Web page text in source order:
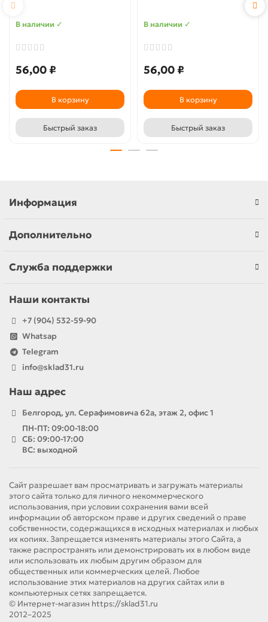
В наличии ✓
56,00 ₽
В корзину
Быстрый заказ
В наличии ✓
56,00 ₽
В корзину
Быстрый заказ
Информация
Дополнительно
Служба поддержки
Наши контакты
+7 (904) 532-59-90
Whatsap
Telegram
info@sklad31.ru
Наш адрес
Белгород, ул. Серафимовича 62а, этаж 2, офис 1
ПН-ПТ: 09:00-18:00
СБ: 09:00-17:00
ВС: выходной
Сайт разрешает вам просматривать и загружать материалы
этого сайта только для личного некоммерческого
использования, при условии сохранения вами всей
информации об авторском праве и других сведений о праве
собственности, содержащихся в исходных материалах и любых
их копиях. Запрещается изменять материалы этого Сайта, а
также распространять или демонстрировать их в любом виде
или использовать их любым другим образом для
общественных или коммерческих целей. Любое
использование этих материалов на других сайтах или в
компьютерных сетях запрещается.
© Интернет-магазин https://sklad31.ru
2012–2025